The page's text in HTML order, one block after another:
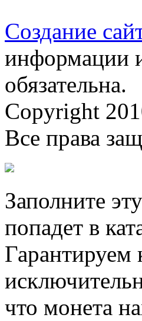
Создание
информации
обязательна.
Copyright
Все права
Заполните
попадет в
Гарантируем
что монета